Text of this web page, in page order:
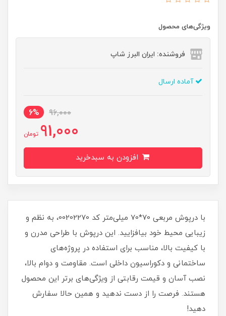
ویژگی‌های محصول
فروشنده: ایران البرز شاپ
آماده ارسال
96,000
6%
91,000 تومان
با درپوش مربعی 70*70 میلی‌متر کد 00202270، به نظم و
زیبایی محیط خود بیافزایید. این درپوش با طراحی مدرن و
با کیفیت بالا، مناسب برای استفاده در پروژه‌های
ساختمانی و دکوراسیون داخلی است. مقاومت و دوام بالا،
نصب آسان و قیمت رقابتی از ویژگی‌های برتر این محصول
هستند. فرصت را از دست ندهید و همین حالا سفارش
دهید!